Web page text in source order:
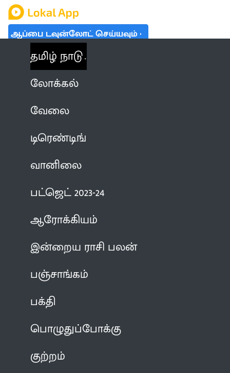
ஆப்பை டவுன்லோட் செய்யவும்
தமிழ் நாடு
லோக்கல்
வேலை
டிரெண்டிங்
வானிலை
பட்ஜெட் 2023-24
ஆரோக்கியம்
இன்றைய ராசி பலன்
பஞ்சாங்கம்
பக்தி
பொழுதுப்போக்கு
குற்றம்